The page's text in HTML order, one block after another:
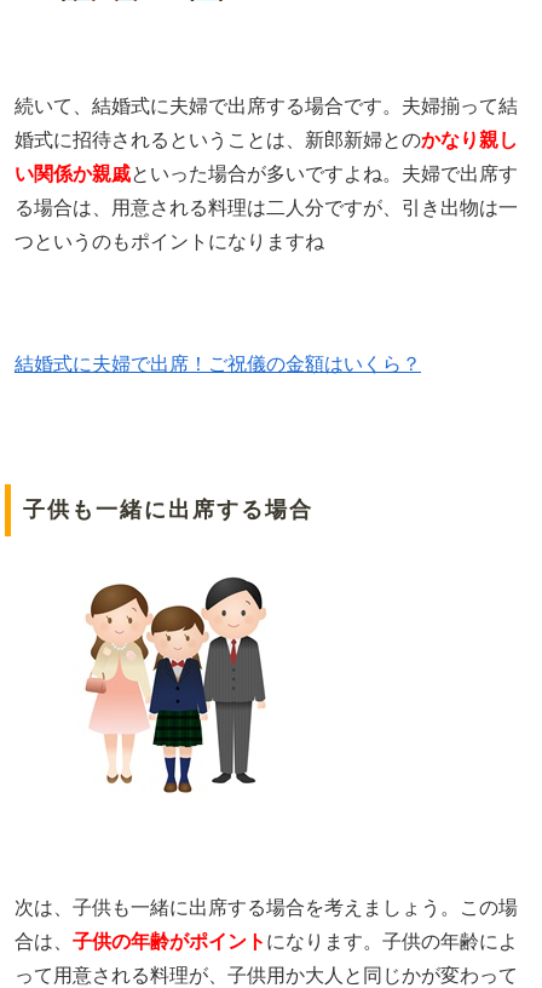
続いて、結婚式に夫婦で出席する場合です。夫婦揃って結
婚式に招待されるということは、新郎新婦とのかなり親し
い関係か親戚といった場合が多いですよね。夫婦で出席す
る場合は、用意される料理は二人分ですが、引き出物は一
つというのもポイントになりますね
結婚式に夫婦で出席！ご祝儀の金額はいくら？
子供も一緒に出席する場合
次は、子供も一緒に出席する場合を考えましょう。この場
合は、 子供の年齢がポイント になります。子供の年齢によ
って用意される料理が、子供用か大人と同じかが変わって